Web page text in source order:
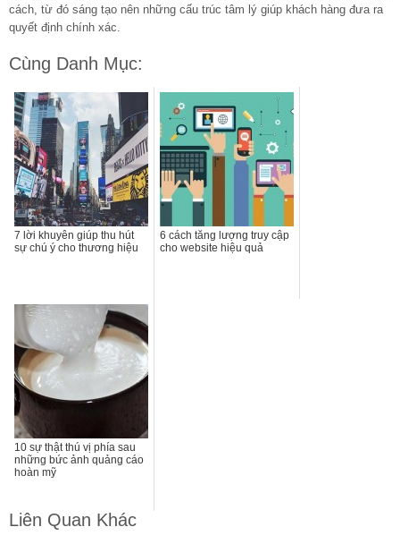
cách, từ đó sáng tạo nên những cấu trúc tâm lý giúp khách hàng đưa ra
quyết định chính xác.
Cùng Danh Mục:
7 lời khuyên giúp thu hút
sự chú ý cho thương hiệu
6 cách tăng lượng truy cập
cho website hiệu quả
10 sự thật thú vị phía sau
những bức ảnh quảng cáo
hoàn mỹ
Liên Quan Khác